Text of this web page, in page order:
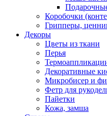
Коробочки
Грипперы,
Декоры
Цветы из ткани
Перья
Декоративные
Микробисер и
Фетр для
Пайетки
Кожа, замша